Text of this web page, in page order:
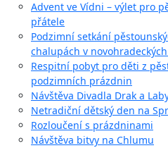
Advent ve Vídni – výlet pro
přátele
Podzimní setkání
chalupách v
Respitní pobyt pro děti z
podzimních prázdnin
Návštěva Divadla Drak a
Netradiční dětský den na
Rozloučení s prázdninami
Návštěva bitvy na Chlumu